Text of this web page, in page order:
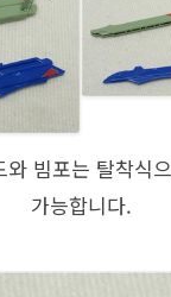
빔포는 탈착식
가능합니다.